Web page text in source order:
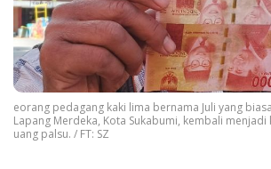
eorang pedagang kaki lima bernama Juli yang
Lapang Merdeka, Kota Sukabumi, kembali
uang palsu. / FT: SZ